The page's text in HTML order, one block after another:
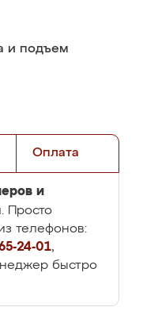
и подъем
Оплата
и
Просто
телефонов:
24-01,
быстро